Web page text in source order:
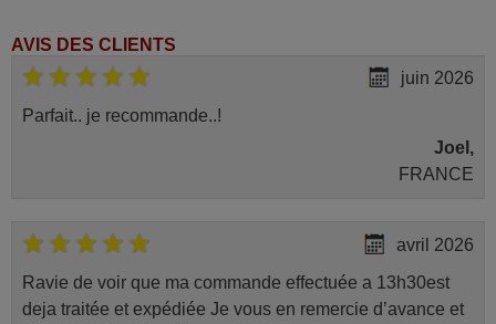
AVIS DES CLIENTS
juin 2026
Parfait.. je recommande..!
Joel,
FRANCE
avril 2026
Ravie de voir que ma commande effectuée a 13h30est
deja traitée et expédiée Je vous en remercie d’avance et